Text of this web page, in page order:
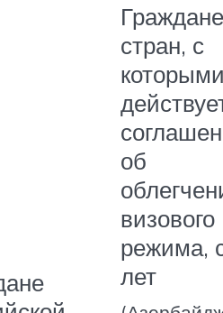
Граждане
стран, с
об
визового
режима,
лет